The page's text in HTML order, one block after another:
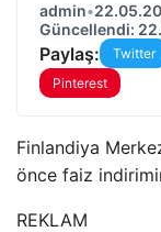
admin•
Güncellendi:
Paylaş: Twitter
Pinterest
Finlandiya
önce faiz
REKLAM